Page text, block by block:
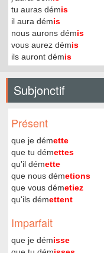
tu auras démis
il aura démis
nous aurons démis
vous aurez démis
ils auront démis
Subjonctif
Présent
que je démette
que tu démettes
qu'il démette
que nous démetions
que vous démetiez
qu'ils démettent
Imparfait
que je démisse